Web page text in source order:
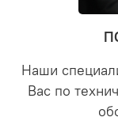
Наши
Вас по